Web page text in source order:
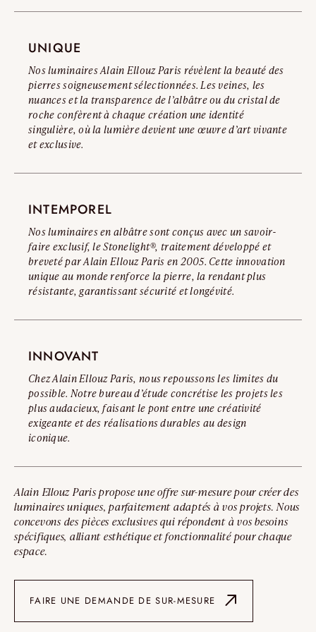
\ Alix 17 : Ø 170 mm
Lire l’avertissement complet
UNIQUE
Nos luminaires Alain Ellouz Paris révèlent la beauté des
pierres soigneusement sélectionnées. Les veines, les
nuances et la transparence de l’albâtre ou du cristal de
roche confèrent à chaque création une identité
singulière, où la lumière devient une œuvre d’art vivante
et exclusive.
INTEMPOREL
Nos luminaires en albâtre sont conçus avec un savoir-
faire exclusif, le Stonelight®, traitement développé et
breveté par Alain Ellouz Paris en 2005. Cette innovation
unique au monde renforce la pierre, la rendant plus
résistante, garantissant sécurité et longévité.
INNOVANT
Chez Alain Ellouz Paris, nous repoussons les limites du
possible. Notre bureau d’étude concrétise les projets les
plus audacieux, faisant le pont entre une créativité
exigeante et des réalisations durables au design
iconique.
Alain Ellouz Paris propose une offre sur-mesure pour créer des
luminaires uniques, parfaitement adaptés à vos projets. Nous
concevons des pièces exclusives qui répondent à vos besoins
spécifiques, alliant esthétique et fonctionnalité pour chaque
espace.
FAIRE UNE DEMANDE DE SUR-MESURE